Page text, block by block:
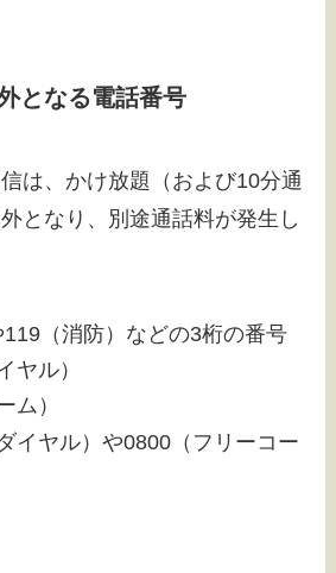
となる電話番号
は、かけ放題（および10分通
となり、別途通話料が発生し
（消防）などの3桁の番号
ヤル）
ム）
イヤル）や0800（フリーコー